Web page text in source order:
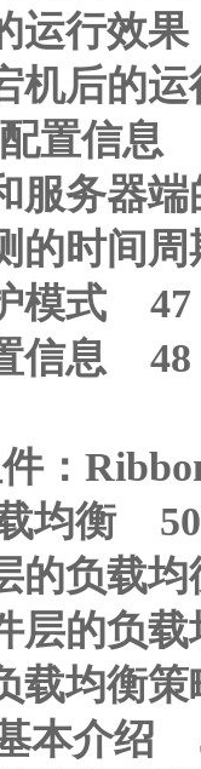
运行效
机后的
配置信息
服务器
的时间
模式 47
信息 48
：
均衡 50
的负载
层的负
载均衡
本介绍